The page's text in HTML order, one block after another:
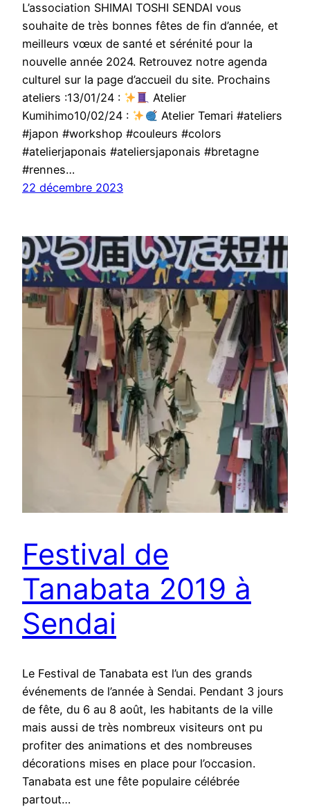
L’association SHIMAI TOSHI SENDAI vous
souhaite de très bonnes fêtes de fin d’année, et
meilleurs vœux de santé et sérénité pour la
nouvelle année 2024. Retrouvez notre agenda
culturel sur la page d’accueil du site. Prochains
ateliers :13/01/24 :
Atelier
Kumihimo10/02/24 :
Atelier Temari #ateliers
#japon #workshop #couleurs #colors
#atelierjaponais #ateliersjaponais #bretagne
#rennes…
22 décembre 2023
Festival de
Tanabata 2019 à
Sendai
Le Festival de Tanabata est l’un des grands
événements de l’année à Sendai. Pendant 3 jours
de fête, du 6 au 8 août, les habitants de la ville
mais aussi de très nombreux visiteurs ont pu
profiter des animations et des nombreuses
décorations mises en place pour l’occasion.
Tanabata est une fête populaire célébrée
partout…